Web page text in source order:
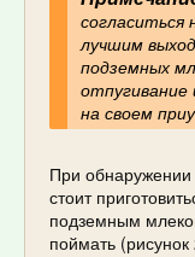
лучшим
подземных
отпугивание
на своем
При обнаружении
стоит
подземным
поймать (рисунок